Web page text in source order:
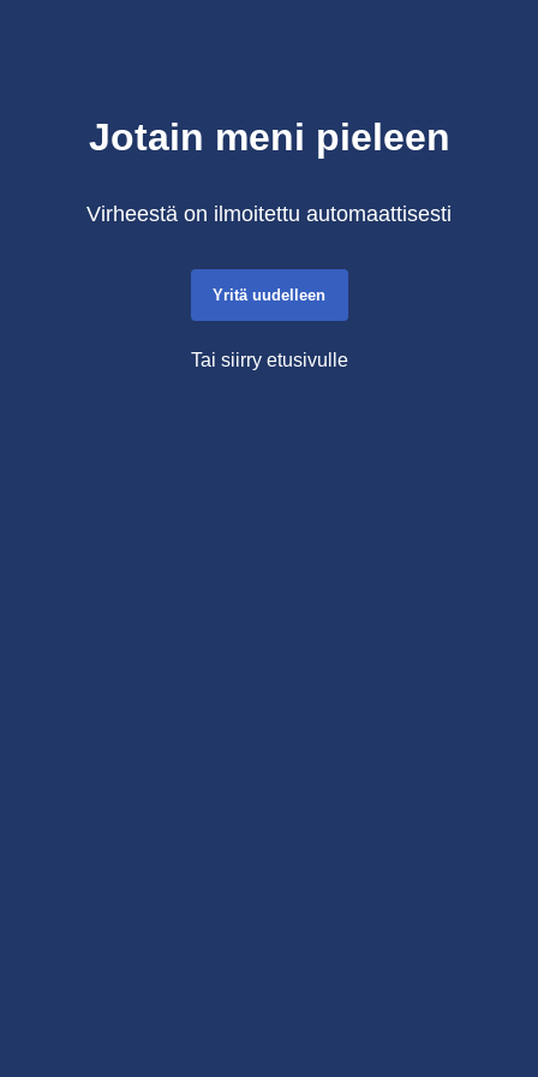
Jotain meni pieleen
Virheestä on ilmoitettu automaattisesti
Yritä uudelleen
Tai siirry etusivulle